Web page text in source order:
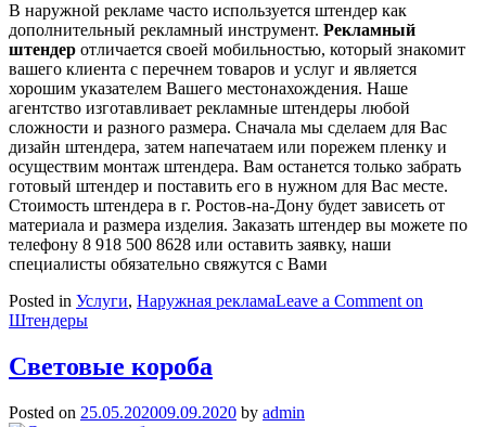
В наружной рекламе часто используется штендер как
дополнительный рекламный инструмент. Рекламный
штендер отличается своей мобильностью, который знакомит
вашего клиента с перечнем товаров и услуг и является
хорошим указателем Вашего местонахождения. Наше
агентство изготавливает рекламные штендеры любой
сложности и разного размера. Сначала мы сделаем для Вас
дизайн штендера, затем напечатаем или порежем пленку и
осуществим монтаж штендера. Вам останется только забрать
готовый штендер и поставить его в нужном для Вас месте.
Стоимость штендера в г. Ростов-на-Дону будет зависеть от
материала и размера изделия. Заказать штендер вы можете по
телефону 8 918 500 8628 или оставить заявку, наши
специалисты обязательно свяжутся с Вами
Posted in Услуги, Наружная рекламаLeave a Comment on
Штендеры
Световые короба
Posted on 25.05.202009.09.2020 by admin